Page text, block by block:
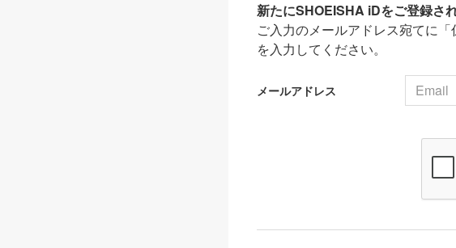
新たにSHOEISHA iDをご登録さ
ご入力のメールアドレス宛てに
を入力してください。
メールアドレス